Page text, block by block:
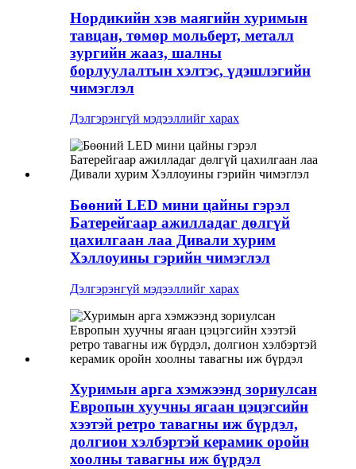
Нордикийн хэв маягийн хуримын
тавцан, төмөр мольберт, металл
зургийн жааз, шалны
борлуулалтын хэлтэс, үдэшлэгийн
чимэглэл
Дэлгэрэнгүй мэдээллийг харах
Бөөний LED мини цайны гэрэл
Батерейгаар ажилладаг дөлгүй
цахилгаан лаа Дивали хурим
Хэллоуины гэрийн чимэглэл
Дэлгэрэнгүй мэдээллийг харах
Хуримын арга хэмжээнд зориулсан
Европын хуучны ягаан цэцэгсийн
хээтэй ретро тавагны иж бүрдэл,
долгион хэлбэртэй керамик оройн
хоолны тавагны иж бүрдэл